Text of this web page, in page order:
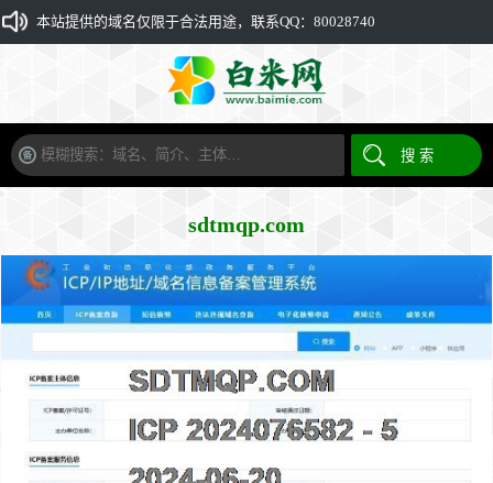
本站提供的域名仅限于合法用途，联系QQ：80028740
sdtmqp.com